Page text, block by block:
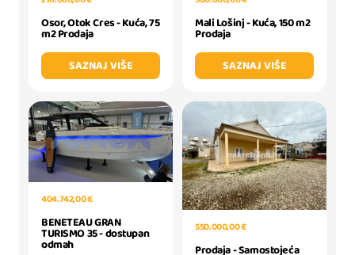
Osor, Otok Cres - Kuća, 75
m2 Prodaja
SAZNAJ VIŠE
Mali Lošinj - Kuća, 150 m2
Prodaja
SAZNAJ VIŠE
404.742,00 €
BENETEAU GRAN
TURISMO 35 - dostupan
odmah
550.000,00 €
Prodaja - Samostojeća